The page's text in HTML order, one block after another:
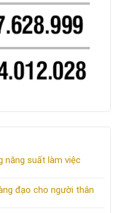
năng suất làm việc
đạo cho người thân